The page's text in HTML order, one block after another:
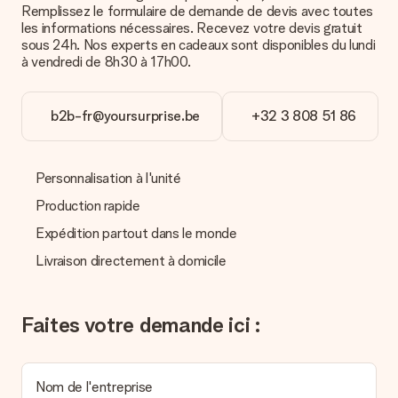
Comment puis-je régler ma commande ?
Nous proposons les formes de paiement suivantes : Paypal,
carte bancaire ou par virement bancaire. Comptez un délai de
cas de paiement par virement bancaire.
Réception du cadeau
fait ?
Nous déplorons le fait que votre cadeau ne vous plaise pas.
Vous pouvez dans ce cas contacter notre service client qui
La facture est-elle envoyée avec le cadeau ?
Nous n’envoyons pas de facture avec le cadeau. Nous vous
personnel MySurprise. Vous pouvez ainsi être tranquille et
Remplissez le formulaire de demande de devis avec toutes
les informations nécessaires. Recevez votre devis gratuit
sous 24h. Nos experts en cadeaux sont disponibles du lundi
à vendredi de 8h30 à 17h00.
b2b-fr@yoursurprise.be +32 3 808 51 86
Personnalisation à l'unité
Production rapide
Expédition partout dans le monde
Livraison directement à domicile
Faites votre demande ici :
Nom de l'entreprise